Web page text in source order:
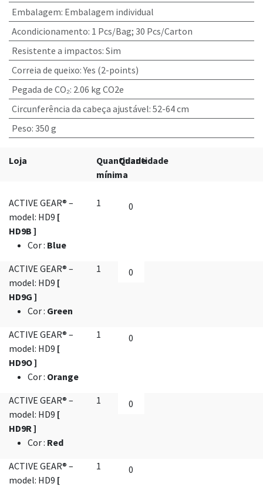
Embalagem: Embalagem individual
Acondicionamento: 1 Pcs/Bag; 30 Pcs/Carton
Resistente a impactos: Sim
Correia de queixo:Yes (2-points)
Pegada de CO₂: 2.06 kg CO2e
Circunferência da cabeça ajustável: 52-64 cm
Peso: 350 g
Loja
Quantidade
mínima
Quantidade
ACTIVE GEAR® –
model: HD9 [
HD9B ]
Cor: Blue
1
ACTIVE GEAR® –
model: HD9 [
HD9G ]
Cor: Green
1
ACTIVE GEAR® –
model: HD9 [
HD9O ]
Cor: Orange
1
ACTIVE GEAR® –
model: HD9 [
HD9R ]
Cor: Red
1
ACTIVE GEAR® –
model: HD9 [
1